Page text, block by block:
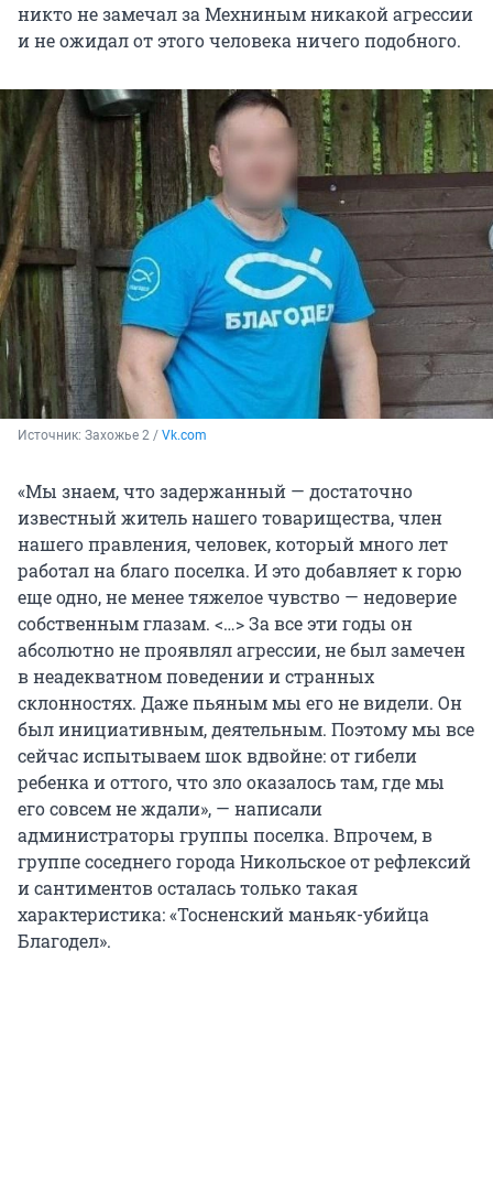
никто не замечал за Мехниным никакой агрессии
и не ожидал от этого человека ничего подобного.
Источник: Захожье 2 / Vk.com
«Мы знаем, что задержанный — достаточно
известный житель нашего товарищества, член
нашего правления, человек, который много лет
работал на благо поселка. И это добавляет к горю
еще одно, не менее тяжелое чувство — недоверие
собственным глазам. <…> За все эти годы он
абсолютно не проявлял агрессии, не был замечен
в неадекватном поведении и странных
склонностях. Даже пьяным мы его не видели. Он
был инициативным, деятельным. Поэтому мы все
сейчас испытываем шок вдвойне: от гибели
ребенка и оттого, что зло оказалось там, где мы
его совсем не ждали», — написали
администраторы группы поселка. Впрочем, в
группе соседнего города Никольское от рефлексий
и сантиментов осталась только такая
характеристика: «Тосненский маньяк-убийца
Благодел».